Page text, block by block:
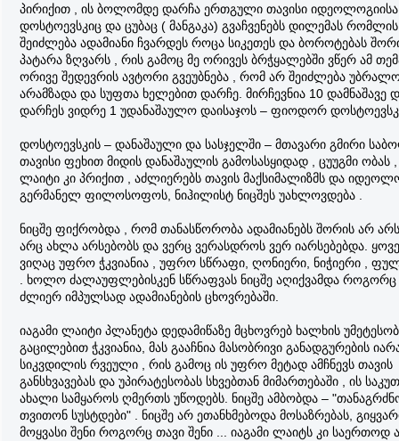
პირიქით , ის ბოლომდე დარჩა ერთგული თავისი
დოსტოევსკიც და ცუბაც ( მანგაკა) გვაჩვენებს დილემას რომლის
შეიძლება ადამიანი ჩვარდეს როცა სიკეთეს და ბოროტებას
პატარა ზღვარს , რის გამოც მე ორივეს ბრჭყალებში ვწერ ამ
ორივე შედევრის ავტორი გვეუბნება , რომ არ შეიძლება
არამზადა და სუფთა ხელებით დარჩე. მირჩევნია 10 დამნაშავე
დარჩეს ვიდრე 1 უდანაშაულო დაისაჯოს – ფიოდორ
დოსტოევსკის – დანაშაული და სასჯელში – მთავარი გმირი
თავისი ფეხით მიდის დანაშაულის გამოსასყიდად , ცუუგმი ობას ,
ლაიტი კი პრიქით , აძლიერებს თავის მაქსიმალიზმს და
გერმანელ ფილოსოფოს, ნიჰილისტ ნიცშეს უახლოვდება .
ნიცშე ფიქრობდა , რომ თანასწორობა ადამიანებს შორის არ
არც ახლა არსებობს და ვერც ვერასდროს ვერ იარსებებდა.
ვიღაც უფრო ჭკვიანია , უფრო სწრაფი, ღონიერი, ნიჭიერი ,
. ხოლო ძალაუფლებისკენ სწრაფვას ნიცშე აღიქვამდა როგორც
ძლიერ იმპულსად ადამიანების ცხოვრებაში.
იაგამი ლაიტი პლანეტა დედამიწაზე მცხოვრებ ხალხის
გაცილებით ჭკვიანია, მას გააჩნია მასობრივი განადგურების
სიკვდილის რვეული , რის გამოც ის უფრო მეტად ამჩნევს თავის
განსხვავებას და უპირატესობას სხვებთან მიმართებაში , ის
ახალი სამყაროს ღმერთს უწოდებს. ნიცშე ამბობდა –
თვითონ სუსტდები" . ნიცშე არ ეთანხმებოდა მოსაზრებას,
მოყვასი შენი როგორც თავი შენი ... იაგამი ლაიტს კი საერთოდ